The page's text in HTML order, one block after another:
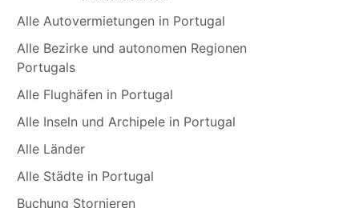
Alle Autovermietungen in Portugal
Alle Bezirke und autonomen Regionen
Portugals
Alle Flughäfen in Portugal
Alle Inseln und Archipele in Portugal
Alle Länder
Alle Städte in Portugal
Buchung Stornieren